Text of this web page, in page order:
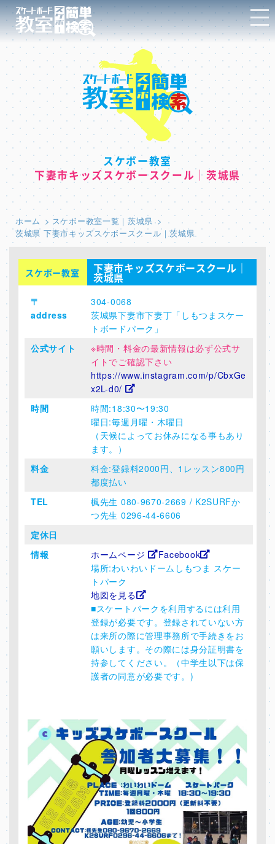
スケボー教室
下妻市キッズスケボースクール｜茨城県
ホーム
スケボー教室一覧｜茨城県
茨城県 下妻市キッズスケボースクール｜茨城県
スケボー教室 下妻市キッズスケボースクール｜
茨城県
〒
address
304-0068
茨城県下妻市下妻丁「しもつまスケー
トボードパーク」
公式サイト
※時間・料金の最新情報は必ず公式サ
イトでご確認下さい
https://www.instagram.com/p/CbxGe
x2L-d0/
時間
時間:18:30〜19:30
曜日:毎週月曜・木曜日
（天候によってお休みになる事もあり
ます。）
料金
料金:登録料2000円、1レッスン800円
都度払い
TEL
楓先生 080-9670-2669 / K2SURFか
つ先生 0296-44-6606
定休日
情報
ホームページ
Facebook
場所:わいわいドームしもつま スケー
トパーク
地図を見る
■スケートパークを利用するには利用
登録が必要です。登録されていない方
は来所の際に管理事務所で手続きをお
願いします。その際には身分証明書を
持参してください。（中学生以下は保
護者の同意が必要です。)